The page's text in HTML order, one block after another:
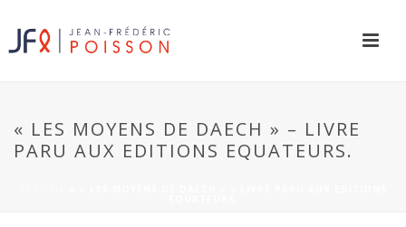
« LES MOYENS DE DAECH » – LIVRE
PARU AUX EDITIONS EQUATEURS.